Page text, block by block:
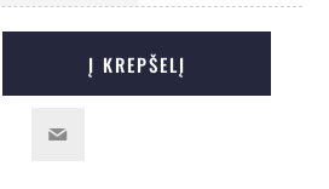
Į KREPŠELĮ